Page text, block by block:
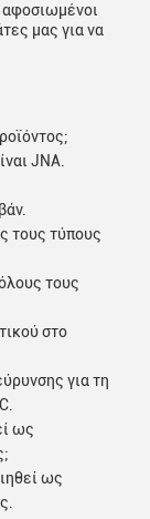
μας για να
JNA.
τους τύπους
τους
στο
για τη
ως
ως